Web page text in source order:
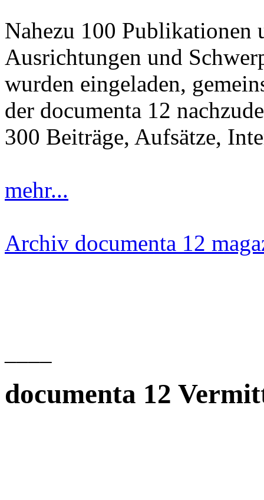
Nahezu 100 Publikationen
Ausrichtungen und
wurden eingeladen,
der documenta 12
300 Beiträge, Aufsätze,
mehr...
Archiv documenta 12
documenta 12